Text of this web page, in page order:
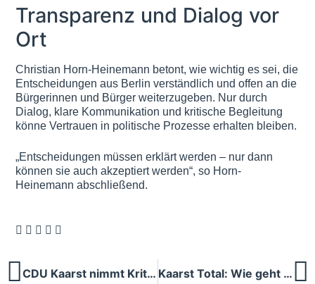
Transparenz und Dialog vor
Ort
Christian Horn-Heinemann betont, wie wichtig es sei, die
Entscheidungen aus Berlin verständlich und offen an die
Bürgerinnen und Bürger weiterzugeben. Nur durch
Dialog, klare Kommunikation und kritische Begleitung
könne Vertrauen in politische Prozesse erhalten bleiben.
„Entscheidungen müssen erklärt werden – nur dann
können sie auch akzeptiert werden“, so Horn-
Heinemann abschließend.
CDU Kaarst nimmt Kritik aus Bürgerversammlung ernst Kaarst Total: Wie geht es weiter mit dem Kult-Event?